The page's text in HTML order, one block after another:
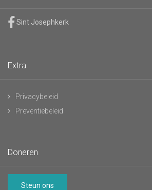
Sint Josephkerk
Extra
Privacybeleid
Preventiebeleid
Doneren
Steun ons